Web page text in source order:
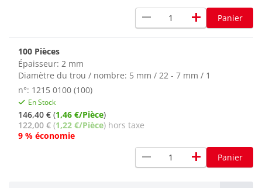
remove add Panier
100 Pièces
Épaisseur: 2 mm
Diamètre du trou / nombre: 5 mm / 22 - 7 mm / 1
n°: 1215 0100 (100)
En Stock
146,40 € (1,46 €/Pièce)
122,00 € (1,22 €/Pièce) hors taxe
9 % économie
remove add Panier